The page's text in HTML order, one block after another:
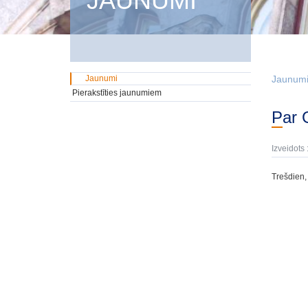
Jaunumi
Izveidots
Jaunumi
Pierakstīties jaunumiem